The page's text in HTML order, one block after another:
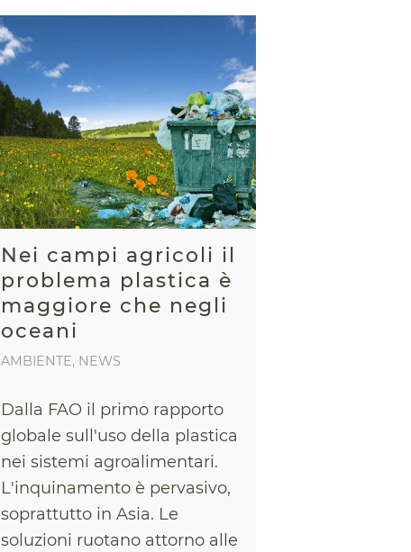
Nei campi agricoli il
problema plastica è
maggiore che negli
oceani
AMBIENTE, NEWS
Dalla FAO il primo rapporto
globale sull'uso della plastica
nei sistemi agroalimentari.
L'inquinamento è pervasivo,
soprattutto in Asia. Le
soluzioni ruotano attorno alle